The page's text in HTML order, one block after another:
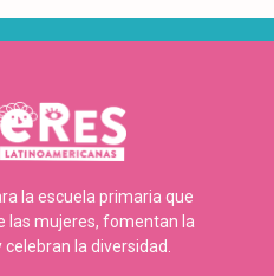
la escuela primaria que
las mujeres, fomentan la
la diversidad.